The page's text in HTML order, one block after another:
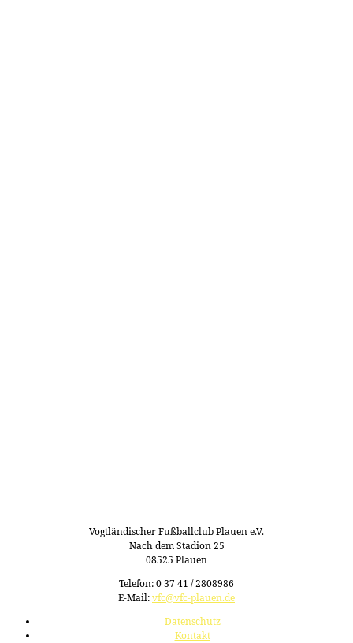
Vogtländischer Fußballclub Plauen e.V.
Nach dem Stadion 25
08525 Plauen
Telefon: 0 37 41 / 2808986
E-Mail:vfc@vfc-plauen.de
Datenschutz
Kontakt